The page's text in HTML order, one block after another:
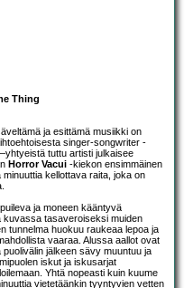
Thing
ja esittämä musiikki on
singer-songwriter -
–yhtyeistä tuttu artisti julkaisee
Horror Vacui -kiekon ensimmäinen
kellottava raita, joka on
ja moneen kääntyvä
kuvassa tasaveroiseksi muiden
tunnelma huokuu raukeaa lepoa ja
vaaraa. Alussa aallot ovat
jälkeen sävy muuntuu ja
iskut ja iskusarjat
Yhtä nopeasti kuin kuume
vietetäänkin tyyntyvien vetten